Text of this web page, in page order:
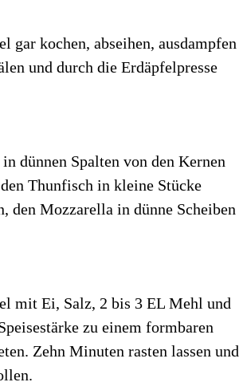
gar kochen, abseihen, ausdampfen
und durch die Erdäpfelpresse
dünnen Spalten von den Kernen
Thunfisch in kleine Stücke
den Mozzarella in dünne Scheiben
mit Ei, Salz, 2 bis 3 EL Mehl und
zu einem formbaren
Zehn Minuten rasten lassen und